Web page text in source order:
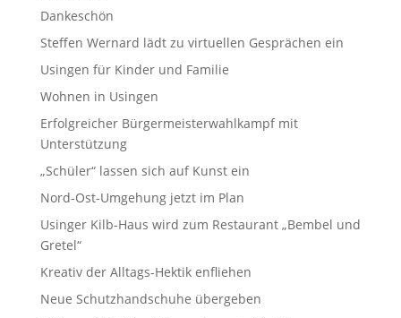
Dankeschön
Steffen Wernard lädt zu virtuellen Gesprächen ein
Usingen für Kinder und Familie
Wohnen in Usingen
Erfolgreicher Bürgermeisterwahlkampf mit
Unterstützung
„Schüler“ lassen sich auf Kunst ein
Nord-Ost-Umgehung jetzt im Plan
Usinger Kilb-Haus wird zum Restaurant „Bembel und
Gretel“
Kreativ der Alltags-Hektik enfliehen
Neue Schutzhandschuhe übergeben